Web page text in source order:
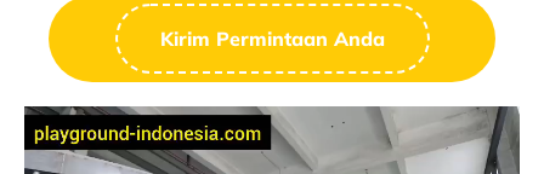
Kirim Permintaan Anda